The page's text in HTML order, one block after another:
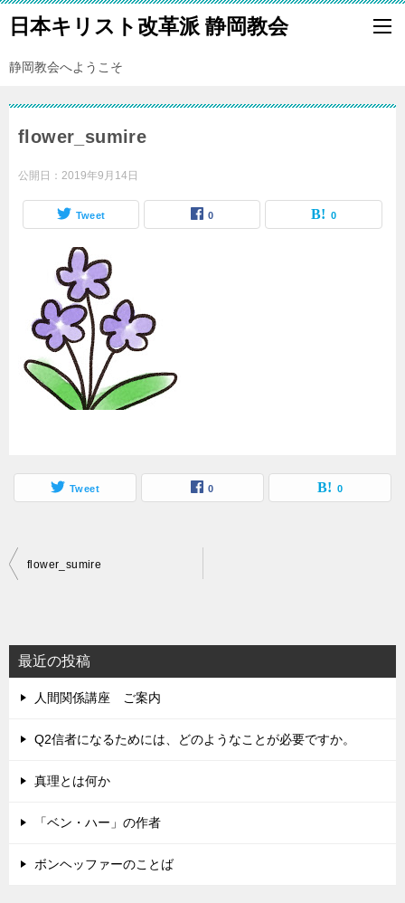
日本キリスト改革派 静岡教会
静岡教会へようこそ
flower_sumire
公開日： 2019年9月14日
Tweet 0 0
Tweet 0 0
投
ビ
ゲ
ー
シ
flower_sumire
最近の投稿
人間関係講座 ご案内
Q2信者になるためには、どのようなことが必要ですか。
真理とは何か
「ベン・ハー」の作者
ボンヘッファーのことば